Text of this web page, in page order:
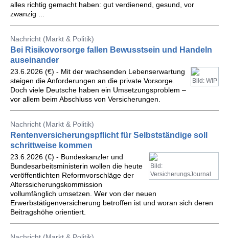
alles richtig gemacht haben: gut verdienend, gesund, vor
zwanzig ...
Nachricht (Markt & Politik)
Bei Risikovorsorge fallen Bewusstsein und Handeln
auseinander
Bild: WIP
23.6.2026 (€) - Mit der wachsenden Lebenserwartung
steigen die Anforderungen an die private Vorsorge.
Doch viele Deutsche haben ein Umsetzungsproblem –
vor allem beim Abschluss von Versicherungen.
Nachricht (Markt & Politik)
Rentenversicherungspflicht für Selbstständige soll
schrittweise kommen
Bild:
VersicherungsJournal
23.6.2026 (€) - Bundeskanzler und
Bundesarbeitsministerin wollen die heute
veröffentlichten Reformvorschläge der
Alterssicherungskommission
vollumfänglich umsetzen. Wer von der neuen
Erwerbstätigenversicherung betroffen ist und woran sich deren
Beitragshöhe orientiert.